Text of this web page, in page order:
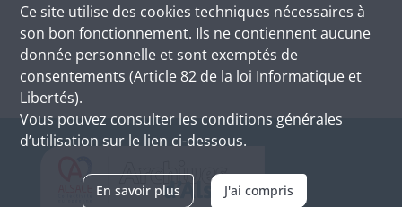
Ce site utilise des cookies techniques nécessaires à
son bon fonctionnement. Ils ne contiennent aucune
donnée personnelle et sont exemptés de
consentements (Article 82 de la loi Informatique et
Libertés).
Vous pouvez consulter les conditions générales
d’utilisation sur le lien ci-dessous.
En savoir plus J'ai compris